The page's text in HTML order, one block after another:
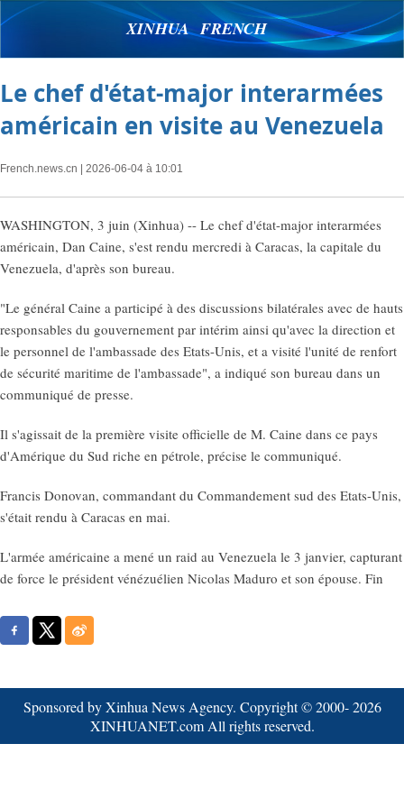
XINHUA FRENCH
Le chef d'état-major interarmées
américain en visite au Venezuela
French.news.cn | 2026-06-04 à 10:01
WASHINGTON, 3 juin (Xinhua) -- Le chef d'état-major interarmées
américain, Dan Caine, s'est rendu mercredi à Caracas, la capitale du
Venezuela, d'après son bureau.
"Le général Caine a participé à des discussions bilatérales avec de hauts
responsables du gouvernement par intérim ainsi qu'avec la direction et
le personnel de l'ambassade des Etats-Unis, et a visité l'unité de renfort
de sécurité maritime de l'ambassade", a indiqué son bureau dans un
communiqué de presse.
Il s'agissait de la première visite officielle de M. Caine dans ce pays
d'Amérique du Sud riche en pétrole, précise le communiqué.
Francis Donovan, commandant du Commandement sud des Etats-Unis,
s'était rendu à Caracas en mai.
L'armée américaine a mené un raid au Venezuela le 3 janvier, capturant
de force le président vénézuélien Nicolas Maduro et son épouse. Fin
Sponsored by Xinhua News Agency. Copyright © 2000-2026
XINHUANET.com All rights reserved.